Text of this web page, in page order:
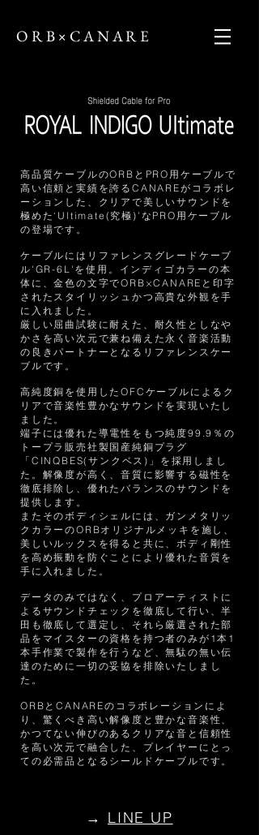
ORB×CANARE
高品質ケーブルのORBとPRO用ケーブルで
高い信頼と実績を誇るCANAREがコラボレ
ーションした、クリアで美しいサウンドを
極めた‘Ultimate(究極)’なPRO用ケーブル
の登場です。
ケーブルにはリファレンスグレードケーブ
ル'GR-6L'を使用。インディゴカラーの本
体に、金色の文字でORB×CANAREと印字
されたスタイリッシュかつ高貴な外観を手
に入れました。
厳しい屈曲試験に耐えた、耐久性としなや
かさを高い次元で兼ね備えた永く音楽活動
の良きパートナーとなるリファレンスケー
ブルです。
高純度銅を使用したOFCケーブルによるク
リアで音楽性豊かなサウンドを実現いたし
ました。
端子には優れた導電性をもつ純度99.9％の
トープラ販売社製国産純銅プラグ
「CINQBES(サンクベス)」を採用しまし
た。解像度が高く、音質に影響する磁性を
徹底排除し、優れたバランスのサウンドを
提供します。
またそのボディシェルには、ガンメタリッ
クカラーのORBオリジナルメッキを施し、
美しいルックスを得ると共に、ボディ剛性
を高め振動を防ぐことにより優れた音質を
手に入れました。
データのみではなく、プロアーティストに
よるサウンドチェックを徹底して行い、半
田も徹底して選定し、それら厳選された部
品をマイスターの資格を持つ者のみが1本1
本手作業で製作を行うなど、無駄の無い伝
達のために一切の妥協を排除いたしまし
た。
ORBとCANAREのコラボレーションによ
り、驚くべき高い解像度と豊かな音楽性、
かつてない伸びのあるクリアな音と信頼性
を高い次元で融合した、プレイヤーにとっ
ての必需品となるシールドケーブルです。
→ LINE UP